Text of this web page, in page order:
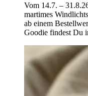
Vom 14.7. –
martimes
ab einem
Goodie findest Du